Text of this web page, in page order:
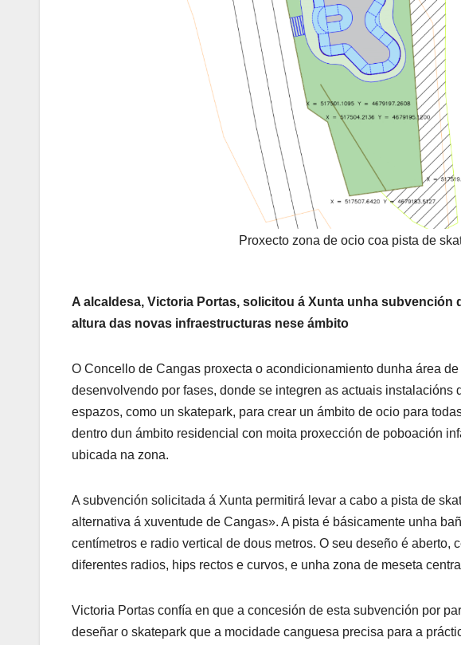
Proxecto zona de ocio coa pista de
A alcaldesa, Victoria Portas, solicitou á Xunta unha subvención
altura das novas infraestructuras nese ámbito
O Concello de Cangas proxecta o acondicionamiento dunha área
desenvolvendo por fases, donde se integren as actuais
espazos, como un skatepark, para crear un ámbito de ocio para
dentro dun ámbito residencial con moita proxección de poboación
ubicada na zona.
A subvención solicitada á Xunta permitirá levar a cabo a pista de
alternativa á xuventude de Cangas». A pista é básicamente unha
centímetros e radio vertical de dous metros. O seu deseño é aberto,
diferentes radios, hips rectos e curvos, e unha zona de meseta
Victoria Portas confía en que a concesión de esta subvención por
deseñar o skatepark que a mocidade canguesa precisa para a